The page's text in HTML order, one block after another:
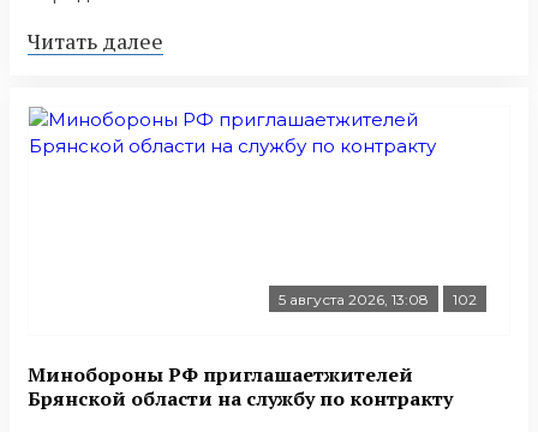
Читать далее
5 августа 2026, 13:08 102
Минобoроны РФ приглaшaетжитeлeй
Брянской области на службу по контракту